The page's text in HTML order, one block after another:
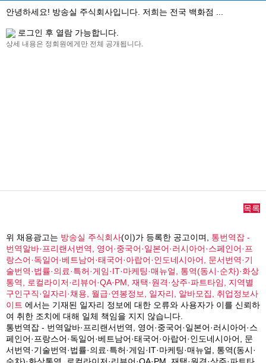
안녕하세요! 방송실 주식회사입니다. 저희는 전국 백화점 ...
로그인 후 열람 가능합니다.
상세 내용은 정회원에게만 전체 공개됩니다.
목록
위 채용광고는 방송실 주식회사(이)가 등록한 공고이며, 통번역잡 -
번역알바·프리랜서번역, 영어·중국어·일본어·러시아어·스페인어·프
랑스어·독일어·베트남어·태국어·아랍어·인도네시아어, 문서번역·기
술번역·법률·의료·특허·게임·IT·마케팅·매뉴얼, 통역(동시·순차)·화상
통역, 로컬라이저·리뷰어·QA·PM, 재택·원격·상주·파트타임, 지역별
구인구직·일자리·채용, 월급·연봉정보, 일자리, 알바모집, 취업정보사
이트 에서는 기재된 일자리 정보에 대한 오류와 사용자가 이를 신뢰하
여 취한 조치에 대해 일체 책임을 지지 않습니다.
통번역잡 - 번역알바·프리랜서번역, 영어·중국어·일본어·러시아어·스
페인어·프랑스어·독일어·베트남어·태국어·아랍어·인도네시아어, 문
서번역·기술번역·법률·의료·특허·게임·IT·마케팅·매뉴얼, 통역(동시·